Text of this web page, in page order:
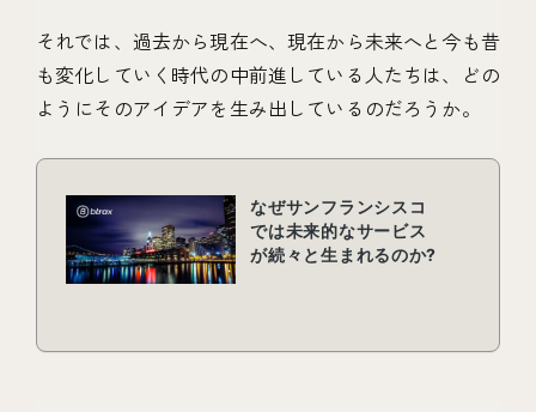
それでは、過去から現在へ、現在から未来へと今も昔
も変化していく時代の中前進している人たちは、どの
ようにそのアイデアを生み出しているのだろうか。